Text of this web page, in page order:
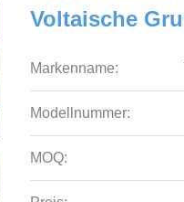
Voltaische
Markenname:
Modellnummer:
MOQ: